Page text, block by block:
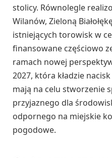
stolicy. Równolegle
Wilanów, Zieloną
istniejących torowisk w
finansowane częściowo
ramach nowej
2027, która kładzie
mają na celu stworzenie
przyjaznego dla
odpornego na miejskie
pogodowe.